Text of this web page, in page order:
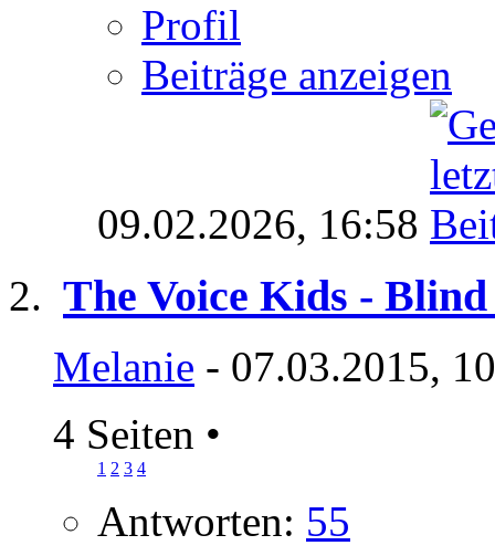
Profil
Beiträge anzeigen
09.02.2026, 16:58
The Voice Kids -
Melanie - 07.03.2015,
4 Seiten •
1 2 3 4
Antworten: 55